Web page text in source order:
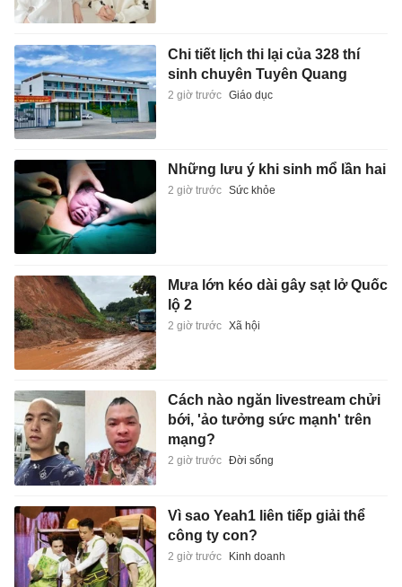
Chi tiết lịch thi lại của 328 thí
sinh chuyên Tuyên Quang
2 giờ trước Giáo dục
Những lưu ý khi sinh mổ lần hai
2 giờ trước Sức khỏe
Mưa lớn kéo dài gây sạt lở Quốc
lộ 2
2 giờ trước Xã hội
Cách nào ngăn livestream chửi
bới, 'ảo tưởng sức mạnh' trên
mạng?
2 giờ trước Đời sống
Vì sao Yeah1 liên tiếp giải thể
công ty con?
2 giờ trước Kinh doanh